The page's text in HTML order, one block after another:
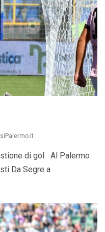
di gol Al Palermo
Da Segre a